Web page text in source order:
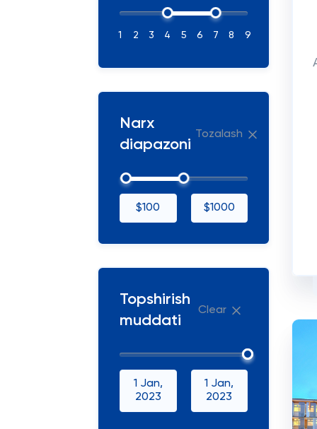
1 2 3 4 5 6 7 8 9
Narx
diapazoni
Tozalash
$100 $1000
Topshirish
muddati
Clear
1 Jan,
2023
1 Jan,
2023